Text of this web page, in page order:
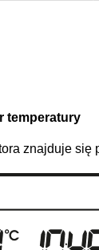
temperatury
znajduje się